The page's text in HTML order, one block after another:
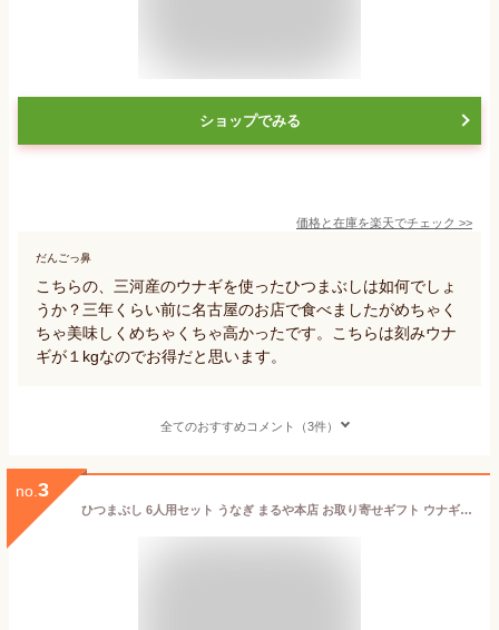
ショップでみる
価格と在庫を楽天でチェック >>
だんごっ鼻
こちらの、三河産のウナギを使ったひつまぶしは如何でしょ
うか？三年くらい前に名古屋のお店で食べましたがめちゃく
ちゃ美味しくめちゃくちゃ高かったです。こちらは刻みウナ
ギが１kgなのでお得だと思います。
全てのおすすめコメント（3件）
no. 3
ひつまぶし 6人用セット うなぎ まるや本店 お取り寄せギフト ウナギ 鰻 うな丼 土用の丑 贈答 お礼 お中元